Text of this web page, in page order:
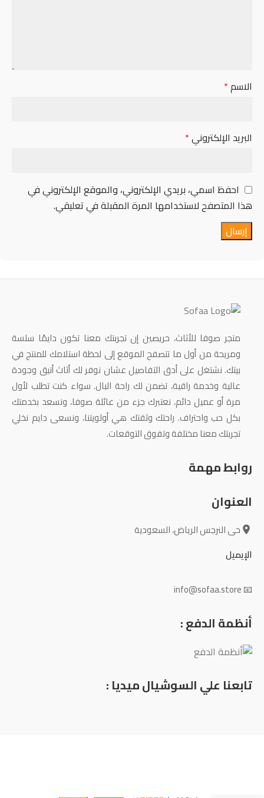
الاسم*
البريد الإلكتروني*
احفظ اسمي، بريدي الإلكتروني، والموقع الإلكتروني في
هذا المتصفح لاستخدامها المرة المقبلة في تعليقي.

متجر صوفا للأثاث، حريصين إن تجربتك معنا تكون دايمًا سلسة
ومريحة من أول ما تتصفح الموقع إلى لحظة استلامك للمنتج في
بيتك. نشتغل على أدق التفاصيل عشان نوفر لك أثاث أنيق وجودة
عالية وخدمة راقية، تضمن لك راحة البال. سواء كنت تطلب لأول
مرة أو عميل دائم، نعتبرك جزء من عائلة صوفا، ونسعد بخدمتك
بكل حب واحتراف. راحتك وثقتك هي أولويتنا، ونسعى دايم نخلي
تجربتك معنا مختلفة وتفوق التوقعات.
روابط مهمة
العنوان
حى النرجس الرياض، السعودية
الإيميل
📧 info@sofaa.store
أنظمة الدفع :
تابعنا علي السوشيال ميديا :